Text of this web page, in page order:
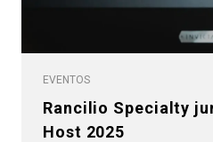
EVENTOS
Rancilio Specialty
Host 2025